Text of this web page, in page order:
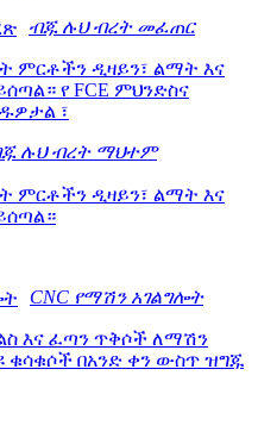
ብጁ ሉህ ብረት መፈጠር
ምርቶችን ዲዛይን፣ ልማት እና
የ FCE ምህንድስና
፣
ሉህ ብረት ማህተም
ምርቶችን ዲዛይን፣ ልማት እና
CNC የማሽን አገልግሎት
እና ፈጣን ጥቅሶች ለማሽን
ቁሳቁሶች በአንድ ቀን ውስጥ ዝግጁ